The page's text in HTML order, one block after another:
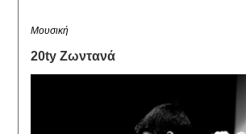
Μουσική
20ty Ζωντανά